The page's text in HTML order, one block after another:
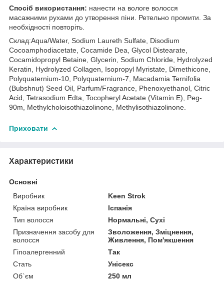
Спосіб використання: нанести на вологе волосся
масажними рухами до утворення піни. Ретельно промити. За
необхідності повторіть.
Склад:Aqua/Water, Sodium Laureth Sulfate, Disodium
Cocoamphodiacetate, Cocamide Dea, Glycol Distearate,
Cocamidopropyl Betaine, Glycerin, Sodium Chloride, Hydrolyzed
Keratin, Hydrolyzed Collagen, Isopropyl Myristate, Dimethicone,
Polyquaternium-10, Polyquaternium-7, Macadamia Ternifolia
(Bubshnut) Seed Oil, Parfum/Fragrance, Phenoxyethanol, Citric
Acid, Tetrasodium Edta, Tocopheryl Acetate (Vitamin E), Peg-
90m, Methylcholoisothiazolinone, Methylisothiazolinone.
Приховати
Характеристики
Основні
Виробник
Keen Strok
Країна виробник
Іспанія
Тип волосся
Нормальні, Сухі
Призначення засобу для
волосся
Зволоження, Зміцнення,
Живлення, Пом'якшення
Гіпоалергенний
Так
Стать
Унісекс
Об`єм
250 мл